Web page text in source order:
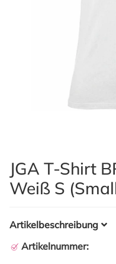
JGA T-Shirt
Weiß S
Artikelbeschreibung
Artikelnummer: